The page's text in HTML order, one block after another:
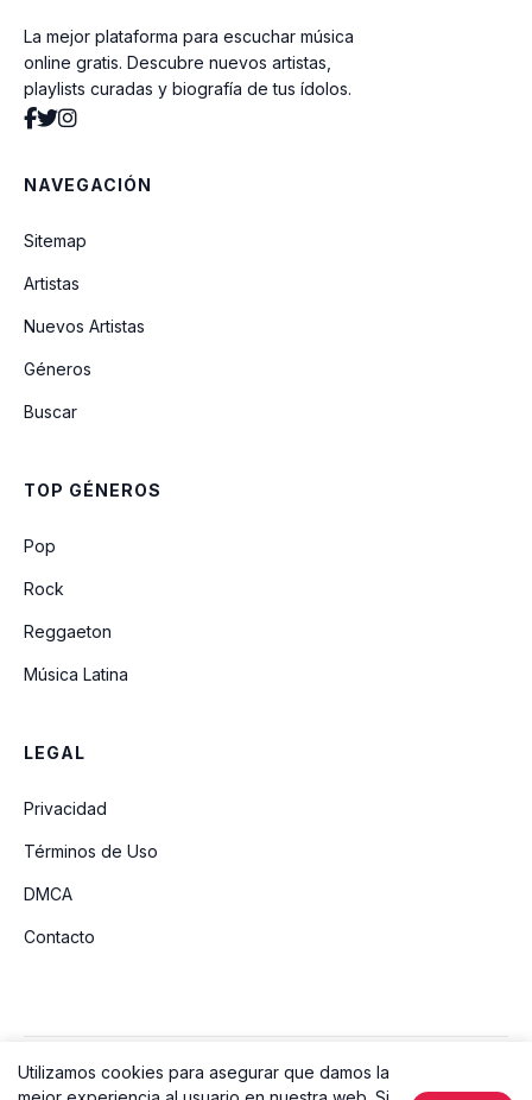
Ya Te Lo Dije
La mejor plataforma para escuchar música
online gratis. Descubre nuevos artistas,
playlists curadas y biografía de tus ídolos.
NAVEGACIÓN
Sitemap
Artistas
Nuevos Artistas
Géneros
Buscar
TOP GÉNEROS
Pop
Rock
Reggaeton
Música Latina
LEGAL
Privacidad
Términos de Uso
DMCA
Contacto
© 2026 Ouvir Música. Todos los derechos reservados.
Utilizamos cookies para asegurar que damos la